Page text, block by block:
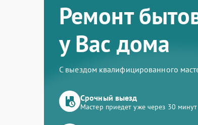
Ремонт
у Вас дома
С выездом квалифицированного
Срочный выезд
Мастер приедет уже через 30 минут